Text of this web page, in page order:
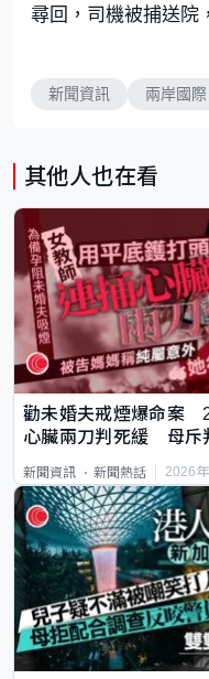
尋回，司機被捕送院
新聞資訊 兩岸國際
其他人也在看
勸未婚夫戒煙爆命案
心臟兩刀判死緩 母斥
新聞資訊 新聞熱話 2026